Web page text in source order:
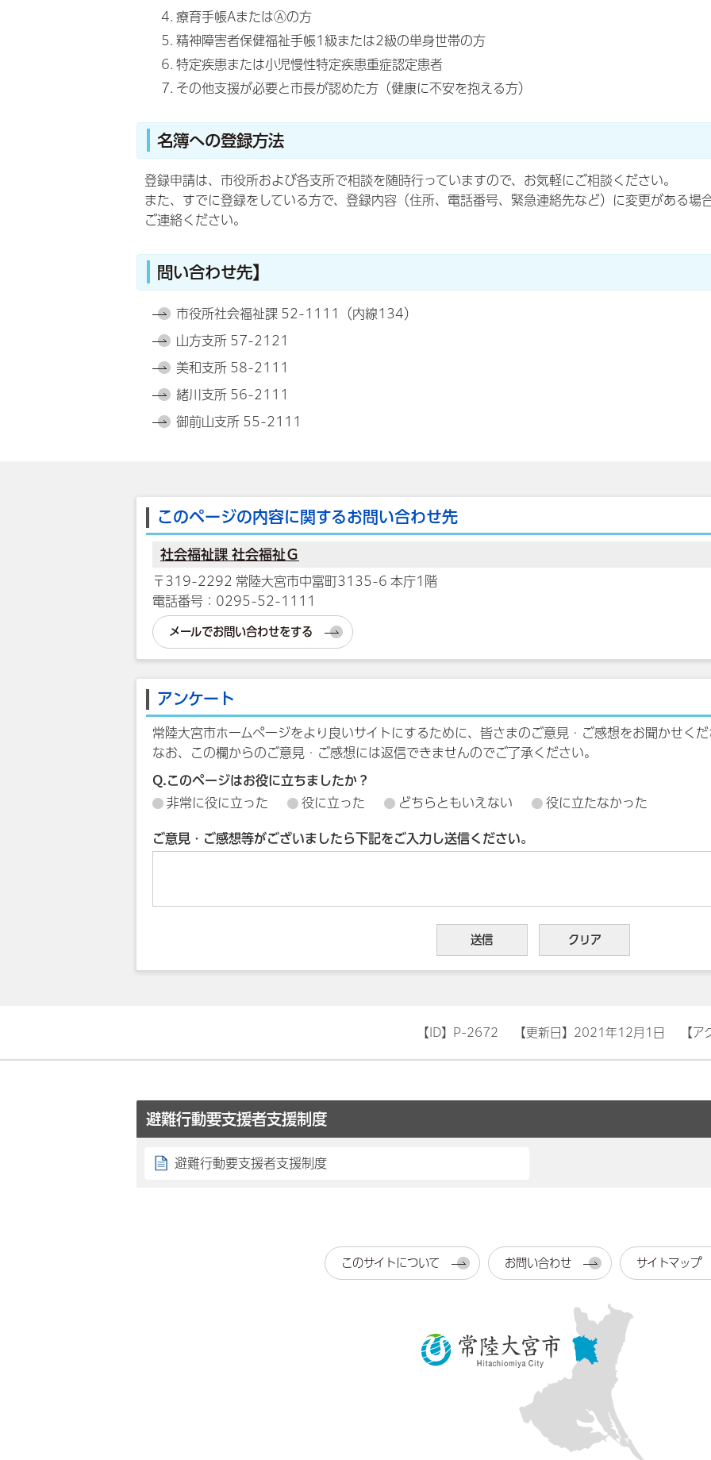
療育手帳AまたはⒶの方
精神障害者保健福祉手帳1級または2級の単身世帯の方
特定疾患または小児慢性特定疾患重症認定患者
その他支援が必要と市長が認めた方（健康に不安を抱える方）
名簿への登録方法
登録申請は、市役所および各支所で相談を随時行っていますので、お気軽にご相談ください。
また、すでに登録をしている方で、登録内容（住所、電話番号、緊急連絡先など）に変更がある場
ご連絡ください。
問い合わせ先】
市役所社会福祉課 52-1111（内線134）
山方支所 57-2121
美和支所 58-2111
緒川支所 56-2111
御前山支所 55-2111
このページの内容に関するお問い合わせ先
社会福祉課 社会福祉Ｇ
〒319-2292 常陸大宮市中富町3135-6 本庁1階
電話番号：0295-52-1111
メールでお問い合わせをする
アンケート
常陸大宮市ホームページをより良いサイトにするために、皆さまのご意見・ご感想をお聞かせく
なお、この欄からのご意見・ご感想には返信できませんのでご了承ください。
Q.このページはお役に立ちましたか？
非常に役に立った
役に立った どちらともいえない 役に立たなかった
ご意見・ご感想等がございましたら下記をご入力し送信ください。
【ID】 P-2672 【更新日】 2021年12月1日 【ア
避難行動要支援者支援制度
避難行動要支援者支援制度
このサイトについて お問い合わせ サイトマップ